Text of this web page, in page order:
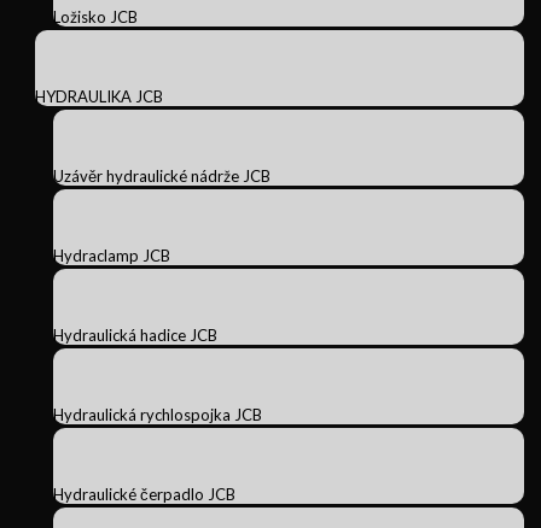
Ložisko JCB
HYDRAULIKA JCB
Uzávěr hydraulické nádrže JCB
Hydraclamp JCB
Hydraulická hadice JCB
Hydraulická rychlospojka JCB
Hydraulické čerpadlo JCB